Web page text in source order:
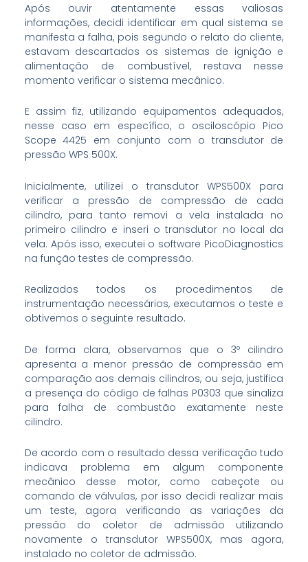
Após ouvir atentamente essas valiosas
informações, decidi identificar em qual sistema se
manifesta a falha, pois segundo o relato do cliente,
estavam descartados os sistemas de ignição e
alimentação de combustível, restava nesse
momento verificar o sistema mecânico.
E assim fiz, utilizando equipamentos adequados,
nesse caso em específico, o osciloscópio Pico
Scope 4425 em conjunto com o transdutor de
pressão WPS 500X.
Inicialmente, utilizei o transdutor WPS500X para
verificar a pressão de compressão de cada
cilindro, para tanto removi a vela instalada no
primeiro cilindro e inseri o transdutor no local da
vela. Após isso, executei o software PicoDiagnostics
na função testes de compressão.
Realizados todos os procedimentos de
instrumentação necessários, executamos o teste e
obtivemos o seguinte resultado.
De forma clara, observamos que o 3º cilindro
apresenta a menor pressão de compressão em
comparação aos demais cilindros, ou seja, justifica
a presença do código de falhas P0303 que sinaliza
para falha de combustão exatamente neste
cilindro.
De acordo com o resultado dessa verificação tudo
indicava problema em algum componente
mecânico desse motor, como cabeçote ou
comando de válvulas, por isso decidi realizar mais
um teste, agora verificando as variações da
pressão do coletor de admissão utilizando
novamente o transdutor WPS500X, mas agora,
instalado no coletor de admissão.